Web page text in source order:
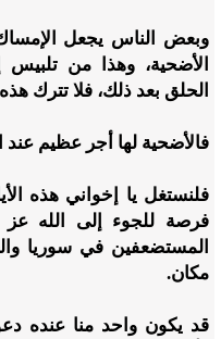
وبعض الناس يجعل
الأضحية، وهذا من
الحلق بعد ذلك، فلا تترك
فالأضحية لها أجر عظيم عند
فلنستغل يا إخواني هذه
فرصة للجوء إلى الله
المستضعفين في سوريا
مكان.
قد يكون واحد منا عنده